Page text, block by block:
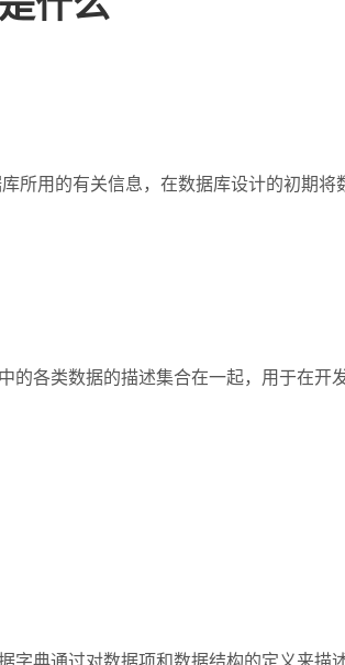
所用的有关信息，在数据库设计的初期
各类数据的描述集合在一起，用于在开
典通过对数据项和数据结构的定义来描